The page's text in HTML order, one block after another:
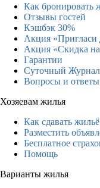
Как бронировать
Отзывы гостей
Кэшбэк 30%
Акция «Пригласи
Акция «Скидка
Гарантии
Суточный Журнал
Вопросы и ответы
Хозяевам жилья
Как сдавать жильё
Разместить
Бесплатное
Помощь
Варианты жилья